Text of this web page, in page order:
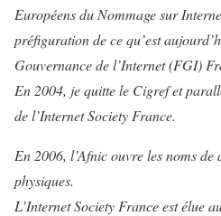
Européens du Nommage sur
préfiguration de ce qu’est
Gouvernance de l’Internet (FGI)
En 2004, je quitte le Cigref et
de l’Internet Society France.
En 2006, l’Afnic ouvre les noms
physiques.
L’Internet Society France est élue